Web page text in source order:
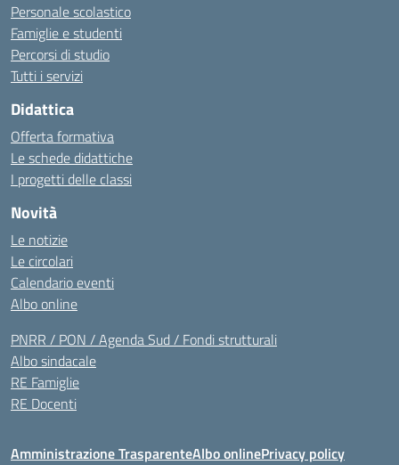
Personale scolastico
Famiglie e studenti
Percorsi di studio
Tutti i servizi
Didattica
Offerta formativa
Le schede didattiche
I progetti delle classi
Novità
Le notizie
Le circolari
Calendario eventi
Albo online
PNRR / PON / Agenda Sud / Fondi strutturali
Albo sindacale
RE Famiglie
RE Docenti
Amministrazione TrasparenteAlbo onlinePrivacy policy